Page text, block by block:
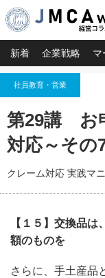
新着 企業戦略 マ
社員教育・営業
第29講 お
対応～その
クレーム対応 実践マ
【１５】交換品
額のものを
さらに、手土産品